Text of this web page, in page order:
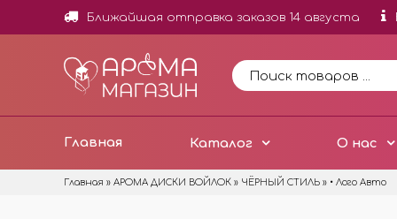
Ближайшая отправка заказов 14 августа
Главная Каталог О нас
Главная » АРОМА ДИСКИ ВОЙЛОК » ЧЁРНЫЙ СТИЛЬ » • Лого Авто